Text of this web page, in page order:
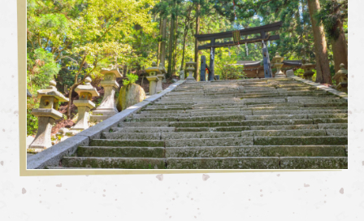
투어 소개
자주 묻는 질문(FAQ)
공지
station information
각역 정보
각역 정보 리스트
토롯코 사가역